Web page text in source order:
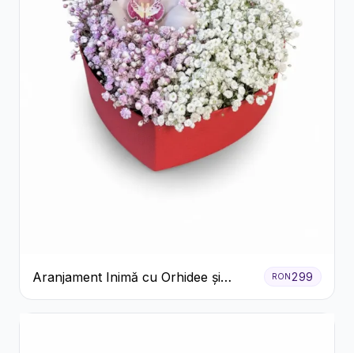
Aranjament Inimă cu Orhidee și
Floarea Miresei
RON 299